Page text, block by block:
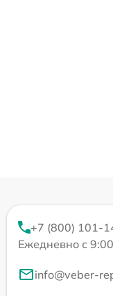
+7 (800) 101-
Ежедневно с
info@veber-